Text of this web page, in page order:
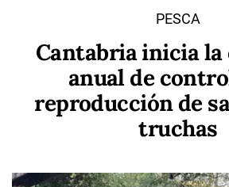
PESCA
Cantabria inicia la
anual de
reproducción de
truchas